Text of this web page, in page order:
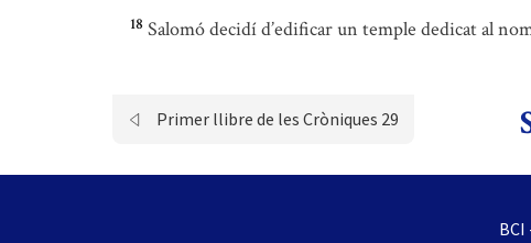
18 Salomó decidí d’edificar un temple dedicat al
Primer llibre de les Cròniques 29